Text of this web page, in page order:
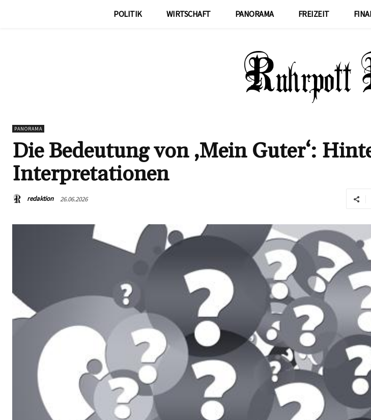
POLITIK WIRTSCHAFT PANORAMA FREIZEIT
PANORAMA
Die Bedeutung von ‚Mein Guter‘:
Interpretationen
redaktion 26.06.2026